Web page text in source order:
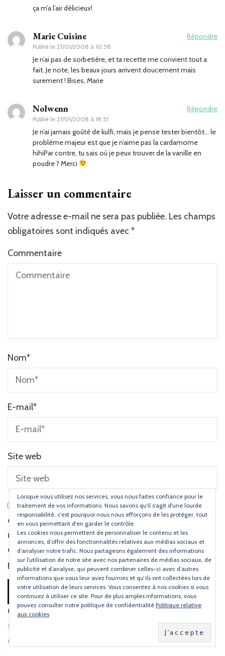
ça m’a l’air délicieux!
Marie Cuisine
Publié le 27/01/2008 à 10:58
Répondre
Je n’ai pas de sorbetière, et ta recette me convient tout a
fait. Je note, les beaux jours arrivent doucement mais
surement ! Bises, Marie
Nolwenn
Publié le 27/01/2008 à 18:51
Répondre
Je n’ai jamais goûté de kulfi, mais je pense tester bientôt… le
problème majeur est que je n’aime pas la cardamome
hihiPar contre, tu sais où je peux trouver de la vanille en
poudre ? Merci
Laisser un commentaire
Votre adresse e-mail ne sera pas publiée. Les champs
obligatoires sont indiqués avec *
Commentaire
Nom*
E-mail*
Site web
Prévenez-moi
de tous les
nouveaux
commentaires
par e-mail.
Prévenez-moi
de tous les
nouveaux
articles par e-
mail.
Ce site utilise Akismet pour réduire les indésirables.
savoir plus sur la façon dont les données de vos
commentaires sont traitées
Lorsque vous utilisez nos services, vous nous faites confiance pour le
traitement de vos informations. Nous savons qu'il s'agit d'une lourde
responsabilité, c'est pourquoi nous nous efforçons de les protéger, tout
en vous permettant d'en garder le contrôle.
Les cookies nous permettent de personnaliser le contenu et les
annonces, d’offrir des fonctionnalités relatives aux médias sociaux et
d’analyser notre trafic. Nous partageons également des informations
sur l’utilisation de notre site avec nos partenaires de médias sociaux, de
publicité et d’analyse, qui peuvent combiner celles-ci avec d’autres
informations que vous leur avez fournies et qu’ils ont collectées lors de
votre utilisation de leurs services. Vous consentez à nos cookies si vous
continuez à utiliser ce site. Pour de plus amples informations, vous
pouvez consulter notre politique de confidentialité Politique relative
aux cookies